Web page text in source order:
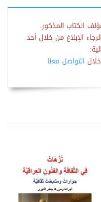
الكتاب المذكور.
الإبلاغ من خلال أحد
التواصل معنا